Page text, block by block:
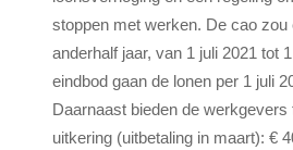
stoppen met werken. De cao zou
anderhalf jaar, van 1 juli 2021 tot
eindbod gaan de lonen per 1 juli
Daarnaast bieden de
uitkering (uitbetaling in maart): €